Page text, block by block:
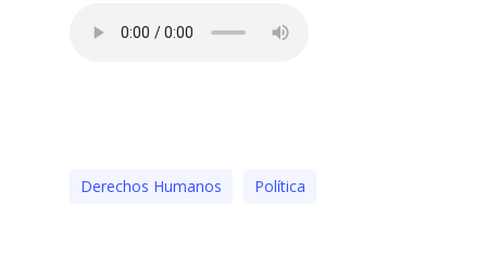
Derechos Humanos Polí­tica